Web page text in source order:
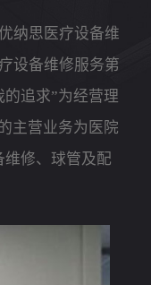
纳思医疗设备维
设备维修服务第
追求”为经营理
主营业务为医院
维修、球管及配